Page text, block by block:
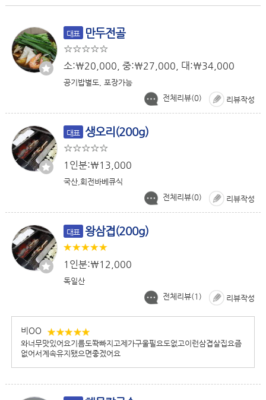
대표 만두전골
소:￦20,000, 중:￦27,000, 대:￦34,000
공기밥별도, 포장가능
리뷰작성
전체리뷰(0)
대표 생오리(200g)
1인분:￦13,000
국산,회전바베큐식
리뷰작성
전체리뷰(0)
대표 왕삼겹(200g)
1인분:￦12,000
독일산
리뷰작성
전체리뷰(1)
비OO
와너무맛있어요기름도쫙빠지고제가구울필요도없고이런삼겹살집요즘
없어서계속유지됐으면좋겠어요